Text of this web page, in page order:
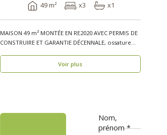
49 m² x3 x1
MAISON 49 m² MONTÉE EN RE2020 AVEC PERMIS DE
CONSTRUIRE ET GARANTIE DÉCENNALE, ossature
Voir plus
Nom,
prénom